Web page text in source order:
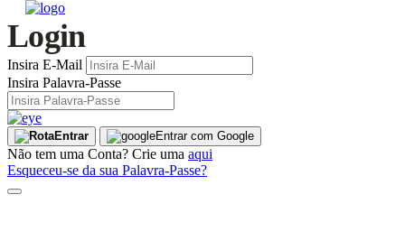
Login
Insira E-Mail
Insira Palavra-Passe
Entrar Entrar com Google
Não tem uma Conta? Crie uma aqui
Esqueceu-se da sua Palavra-Passe?